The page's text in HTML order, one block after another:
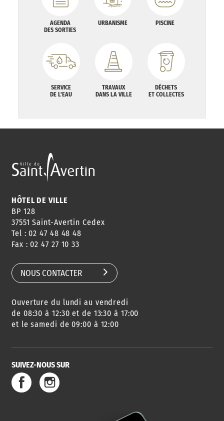
AGENDA
DES SORTIES
URBANISME PISCINE
SERVICE
DE L'EAU
TRAVAUX
DANS LA VILLE
DÉCHETS
ET COLLECTES
HÔTEL DE VILLE
BP 128
37551 Saint-Avertin Cedex
Tel : 02 47 48 48 48
Fax : 02 47 27 10 33
NOUS CONTACTER
Ouverture du lundi au vendredi
de 08:30 à 12:30 et de 13:30 à 17:00
et le samedi de 09:00 à 12:00
SUIVEZ-NOUS SUR